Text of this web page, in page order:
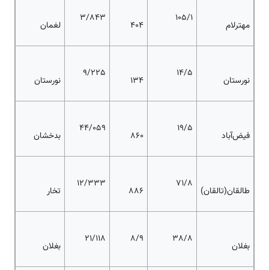
مهترلام
105/1
۴۰۴
3/843
لغمان
نورستان
14/5
۱۳۴
9/225
نورستان
فیض‌آباد
19/5
۸۶۰
44/059
بدخشان
طالقان(تالقان)
71/8
۸۸۶
12/333
تخار
بغلان
38/8
8/9
21/118
بغلان